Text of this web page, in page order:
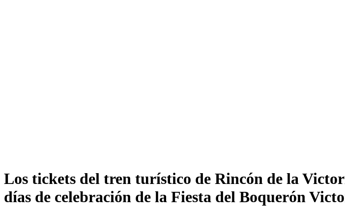
Los tickets del tren turístico de Rincón de la
días de celebración de la Fiesta del Boquerón